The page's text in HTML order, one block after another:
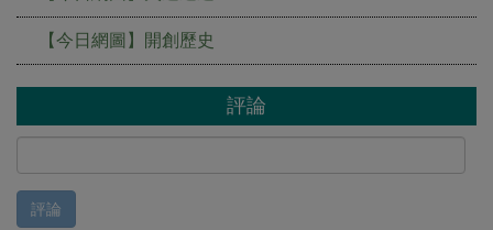
【今日網圖】開創歷史
評論
評論